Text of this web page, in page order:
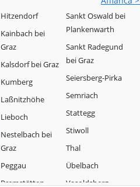
Hitzendorf
Kainbach bei
Graz
Kalsdorf bei Graz
Kumberg
Laßnitzhöhe
Lieboch
Nestelbach bei
Graz
Peggau
Premstätten
Sankt Oswald bei
Plankenwarth
Sankt Radegund
bei Graz
Seiersberg-Pirka
Semriach
Stattegg
Stiwoll
Thal
Übelbach
Vasoldsberg